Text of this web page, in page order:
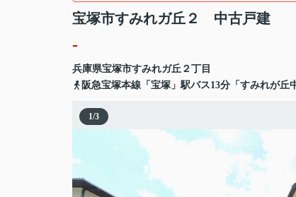
宝塚市すみれガ丘２ 中古戸建
-
兵庫県宝塚市すみれガ丘 ２丁目
阪急宝塚本線「宝塚」駅バス13分「すみれが丘
1/3